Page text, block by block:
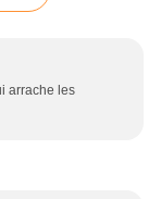
arrache les